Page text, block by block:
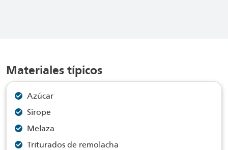
Materiales típicos
Azúcar
Sirope
Melaza
Triturados de remolacha